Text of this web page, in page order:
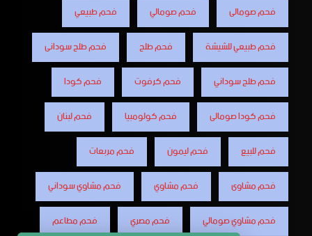
فحم صومالى
فحم صومالي
فحم طبيعي
فحم طبيعي للشيشة
فحم طلح
فحم طلح سودانى
فحم طلح سوداني
فحم كرفوت
فحم كودا
فحم كودا صومالى
فحم كولومبيا
فحم لبنان
فحم للبيع
فحم ليمون
فحم مربعات
فحم مشاوى
فحم مشاوي
فحم مشاوي سوداني
فحم مشاوي صومالي
فحم مصري
فحم مطاعم